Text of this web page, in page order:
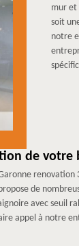
mur et
soit
notre
de votre
de
avec seuil
appel à notre